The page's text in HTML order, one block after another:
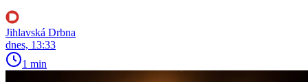
Jihlavská Drbna
dnes, 13:33
1 min